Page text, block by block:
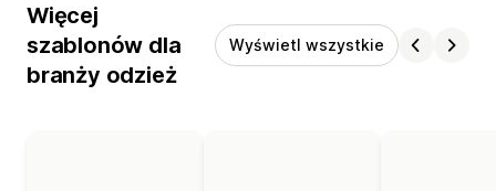
Więcej
szablonów dla
branży odzież
Wyświetl wszystkie